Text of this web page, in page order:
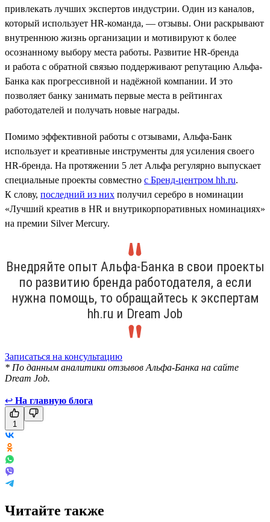
привлекать лучших экспертов индустрии. Один из каналов,
который использует HR-команда, — отзывы. Они раскрывают
внутреннюю жизнь организации и мотивируют к более
осознанному выбору места работы. Развитие HR-бренда
и работа с обратной связью поддерживают репутацию Альфа-
Банка как прогрессивной и надёжной компании. И это
позволяет банку занимать первые места в рейтингах
работодателей и получать новые награды.
Помимо эффективной работы с отзывами, Альфа-Банк
использует и креативные инструменты для усиления своего
HR-бренда. На протяжении 5 лет Альфа регулярно выпускает
специальные проекты совместно с Бренд-центром hh.ru.
К слову, последний из них получил серебро в номинации
«Лучший креатив в HR и внутрикорпоративных номинациях»
на премии Silver Mercury.
Внедряйте опыт Альфа-Банка в свои проекты
по развитию бренда работодателя, а если
нужна помощь, то обращайтесь к экспертам
hh.ru и Dream Job
Записаться на консультацию
* По данным аналитики отзывов Альфа-Банка на сайте
Dream Job.
↩ На главную блога
1
Читайте также